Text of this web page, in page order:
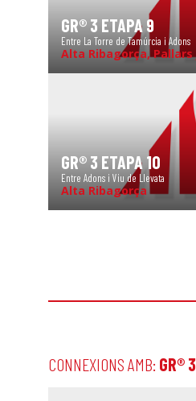
GR® 3 ETAPA 9
Entre La Torre de Tamúrcia i Adons
Alta Ribagorça, Pallars
GR® 3 ETAPA 10
Entre Adons i Viu de Llevata
Alta Ribagorça
CONNEXIONS AMB: GR®